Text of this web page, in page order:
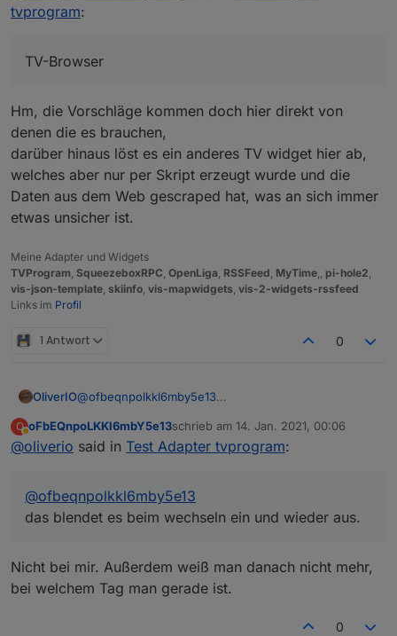
tvprogram:
TV-Browser
Hm, die Vorschläge kommen doch hier direkt von
denen die es brauchen,
darüber hinaus löst es ein anderes TV widget hier ab,
welches aber nur per Skript erzeugt wurde und die
Daten aus dem Web gescraped hat, was an sich immer
etwas unsicher ist.
Meine Adapter und Widgets
TVProgram SqueezeboxRPC OpenLiga RSSFeed MyTime pi-hole2
vis-json-template skiinfo vis-mapwidgets vis-2-widgets-rssfeed
Links im Profil
1 Antwort 0
OliverIO@ofbeqnpolkkl6mby5e13
Schau mal das video bei v0.0.7 an, so sieht es bei mir
aus
O
Abwesend
oFbEQnpoLKKl6mbY5e13schrieb am 14. Jan. 2021, 00:06
zuletzt editiert von
@oliverio said in Test Adapter tvprogram:
@ofbeqnpolkkl6mby5e13
das blendet es beim wechseln ein und wieder aus.
Nicht bei mir. Außerdem weiß man danach nicht mehr,
bei welchem Tag man gerade ist.
0